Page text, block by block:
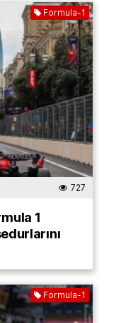
Formula-1
727
1
Formula-1